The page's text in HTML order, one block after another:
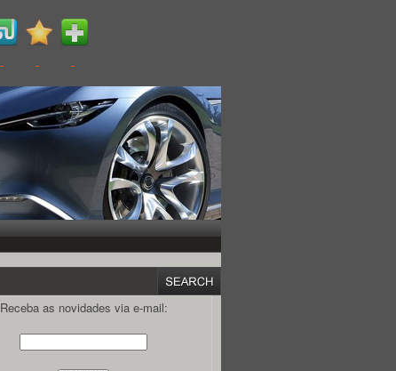
Receba as novidades via e-mail: